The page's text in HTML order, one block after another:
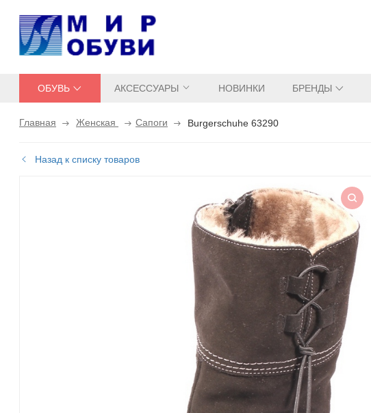
ОБУВЬ АКСЕССУАРЫ НОВИНКИ БРЕНДЫ
Главная Женская Сапоги Burgerschuhe 63290
Назад к списку товаров